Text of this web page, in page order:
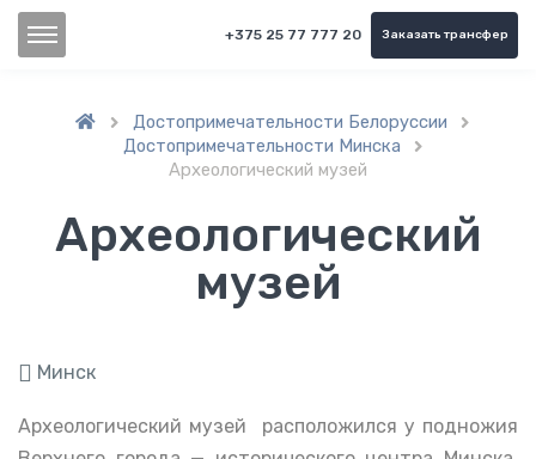
+375 25 77 777 20 Заказать трансфер
 Достопримечательности Белоруссии 
Достопримечательности Минска 
Археологический музей
Археологический
музей
Минск
Археологический музей расположился у подножия